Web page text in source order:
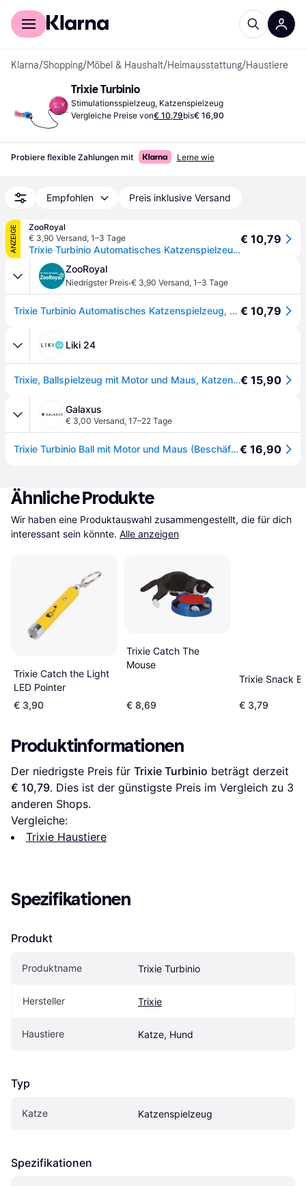
Für Shopper
Klarna/Shopping/Möbel & Haushalt/Heimausstattung/Haustiere
Trixie Turbinio
Stimulationsspielzeug, Katzenspielzeug
Vergleiche Preise von€ 10,79bis€ 16,90
Probiere flexible Zahlungen mit Lerne wie
Empfohlen Preis inklusive Versand
ANZEIGE
ZooRoyal
€ 3,90 Versand, 1–3 Tage
Trixie Turbinio Automatisches Katzenspielzeug, ca. 9cm
€ 10,79
ZooRoyal
Niedrigster Preis·€ 3,90 Versand, 1–3 Tage
Trixie Turbinio Automatisches Katzenspielzeug, ca. 9cm € 10,79
Liki 24
Trixie, Ballspielzeug mit Motor und Maus, Katzen, Kunststoff, multicolor, 9cm€ 15,90
Galaxus
€ 3,00 Versand, 17–22 Tage
Trixie Turbinio Ball mit Motor und Maus (Beschäftigungsspielzeug Katze), Katzenspielzeug€ 16,90
Ähnliche Produkte
Wir haben eine Produktauswahl zusammengestellt, die für dich
interessant sein könnte. Alle anzeigen
Trixie Catch the Light
LED Pointer
€ 3,90
Trixie Catch The
Mouse
€ 8,69
Trixie Snack
€ 3,79
Produktinformationen
Der niedrigste Preis für Trixie Turbinio
€ 10,79. Dies ist der günstigste Preis im Vergleich zu 3
anderen Shops.
Vergleiche:
Trixie Haustiere
Spezifikationen
Produkt
Produktname Trixie Turbinio
Hersteller Trixie
Haustiere Katze, Hund
Typ
Katze Katzenspielzeug
Spezifikationen